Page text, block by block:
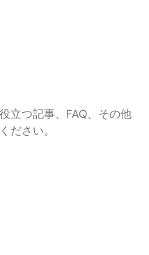
立つ記事、FAQ、その他
ださい。